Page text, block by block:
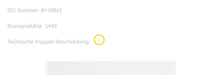
IDS Nummer: #110862
Basisprodukte: 5449
Technische Mappen Beschreibung
i